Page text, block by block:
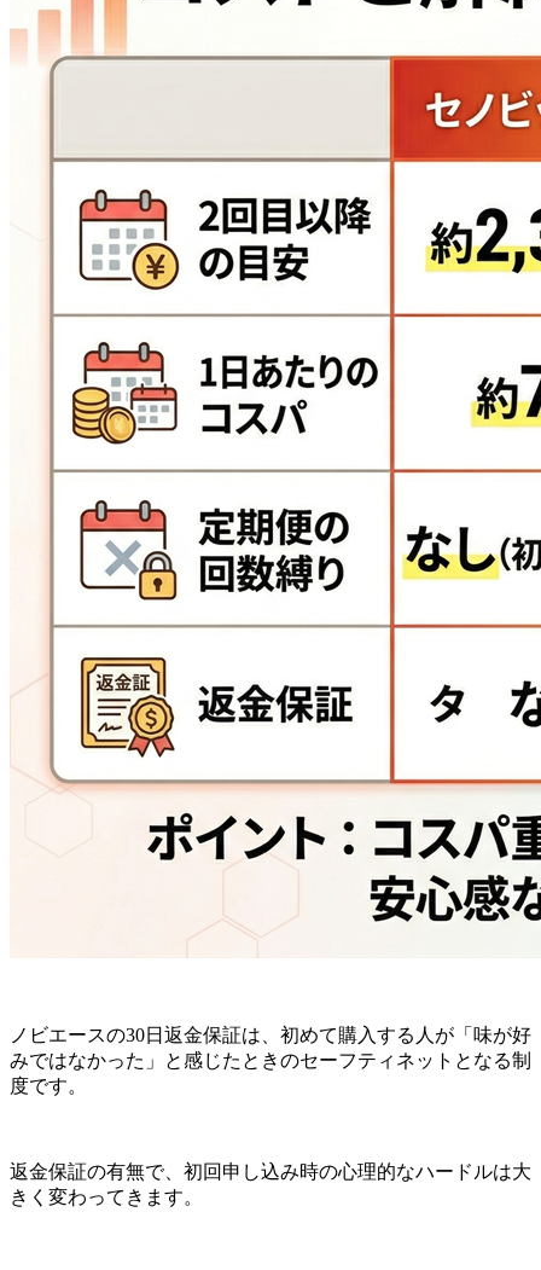
ノビエースの30日返金保証は、初めて購入する人が「味が好
みではなかった」と感じたときのセーフティネットとなる制
度です。
返金保証の有無で、初回申し込み時の心理的なハードルは大
きく変わってきます。